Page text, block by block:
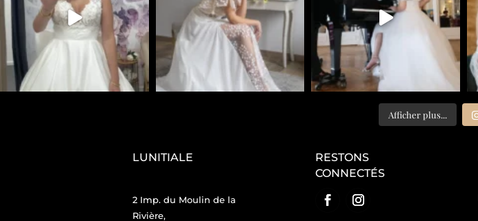
Afficher plus...
LUNITIALE
2 Imp. du Moulin de la
Rivière,
RESTONS
CONNECTÉS